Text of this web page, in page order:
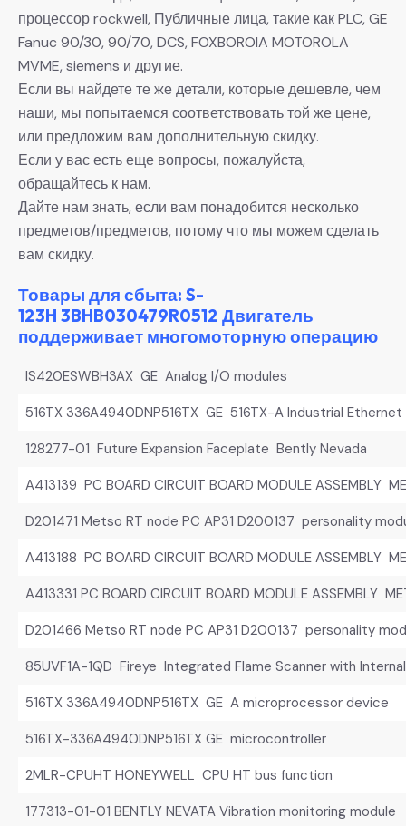
процессор rockwell, Публичные лица, такие как PLC, GE
Fanuc 90/30, 90/70, DCS, FOXBOROIA MOTOROLA
MVME, siemens и другие.
Если вы найдете те же детали, которые дешевле, чем
наши, мы попытаемся соответствовать той же цене,
или предложим вам дополнительную скидку.
Если у вас есть еще вопросы, пожалуйста,
обращайтесь к нам.
Дайте нам знать, если вам понадобится несколько
предметов/предметов, потому что мы можем сделать
вам скидку.
Товары для сбыта: S-
123H 3BHB030479R0512 Двигатель
поддерживает многомоторную операцию
IS420ESWBH3AX GE Analog I/O modules
516TX 336A4940DNP516TX GE 516TX-A Industrial
128277-01 Future Expansion Faceplate Bently Nevada
A413139 PC BOARD CIRCUIT BOARD MODULE ASSEMBLY
D201471 Metso RT node PC AP31 D200137 personality
A413188 PC BOARD CIRCUIT BOARD MODULE ASSEMBLY
A413331 PC BOARD CIRCUIT BOARD MODULE ASSEMBLY
D201466 Metso RT node PC AP31 D200137 personality
85UVF1A-1QD Fireye Integrated Flame Scanner with
516TX 336A4940DNP516TX GE A microprocessor device
516TX-336A4940DNP516TX GE microcontroller
2MLR-CPUHT HONEYWELL CPU HT bus function
177313-01-01 BENTLY NEVATA Vibration monitoring module